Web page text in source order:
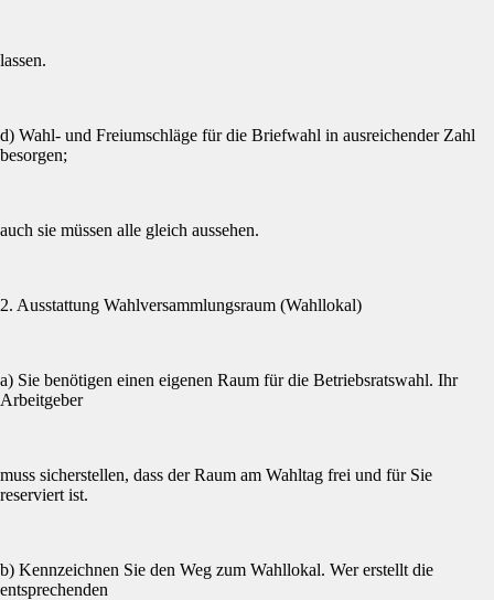
lassen.
d) Wahl- und Freiumschläge für die Briefwahl in ausreichender Zahl
besorgen;
auch sie müssen alle gleich aussehen.
2. Ausstattung Wahlversammlungsraum (Wahllokal)
a) Sie benötigen einen eigenen Raum für die Betriebsratswahl. Ihr
Arbeitgeber
muss sicherstellen, dass der Raum am Wahltag frei und für Sie
reserviert ist.
b) Kennzeichnen Sie den Weg zum Wahllokal. Wer erstellt die
entsprechenden